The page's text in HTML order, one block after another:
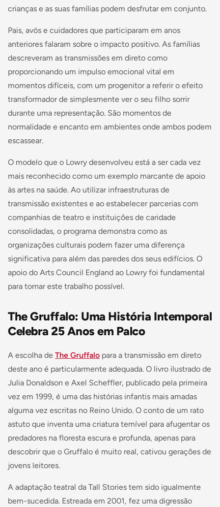
crianças e as suas famílias podem desfrutar em conjunto.
Pais, avós e cuidadores que participaram em anos
anteriores falaram sobre o impacto positivo. As famílias
descreveram as transmissões em direto como
proporcionando um impulso emocional vital em
momentos difíceis, com um progenitor a referir o efeito
transformador de simplesmente ver o seu filho sorrir
durante uma representação. São momentos de
normalidade e encanto em ambientes onde ambos podem
escassear.
O modelo que o Lowry desenvolveu está a ser cada vez
mais reconhecido como um exemplo marcante de apoio
às artes na saúde. Ao utilizar infraestruturas de
transmissão existentes e ao estabelecer parcerias com
companhias de teatro e instituições de caridade
consolidadas, o programa demonstra como as
organizações culturais podem fazer uma diferença
significativa para além das paredes dos seus edifícios. O
apoio do Arts Council England ao Lowry foi fundamental
para tornar este trabalho possível.
The Gruffalo: Uma História Intemporal
Celebra 25 Anos em Palco
A escolha de The Gruffalo para a transmissão em direto
deste ano é particularmente adequada. O livro ilustrado de
Julia Donaldson e Axel Scheffler, publicado pela primeira
vez em 1999, é uma das histórias infantis mais amadas
alguma vez escritas no Reino Unido. O conto de um rato
astuto que inventa uma criatura temível para afugentar os
predadores na floresta escura e profunda, apenas para
descobrir que o Gruffalo é muito real, cativou gerações de
jovens leitores.
A adaptação teatral da Tall Stories tem sido igualmente
bem-sucedida. Estreada em 2001, fez uma digressão